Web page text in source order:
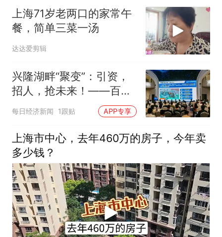
上海71岁老两口的家常午
餐，简单三菜一汤
达达爱剪辑
兴隆湖畔“聚变”：引资，
招人，抢未来！——百家
资本集结，产融对接助力
打造核聚变产业新高地
每日经济新闻 1跟贴 APP专享
上海市中心，去年460万的房子，今年卖
多少钱？